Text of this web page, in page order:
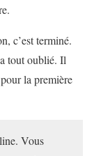
c’est terminé.
tout oublié. Il
la première
Vous